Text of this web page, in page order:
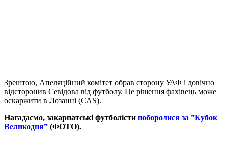
Зрештою, Апеляційний комітет обрав сторону УАФ і довічно
відсторонив Севідова від футболу. Це рішення фахівець може
оскаржити в Лозанні (CAS).
Нагадаємо, закарпатські футболісти поборолися за ”Кубок
Великодня” (ФОТО).